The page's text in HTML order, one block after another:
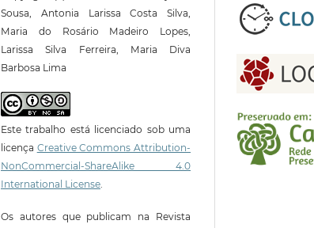
Sousa, Antonia Larissa Costa Silva,
Maria do Rosário Madeiro Lopes,
Larissa Silva Ferreira, Maria Diva
Barbosa Lima
Este trabalho está licenciado sob uma
licença Creative Commons Attribution-
NonCommercial-ShareAlike 4.0
International License
Os autores que publicam na Revista